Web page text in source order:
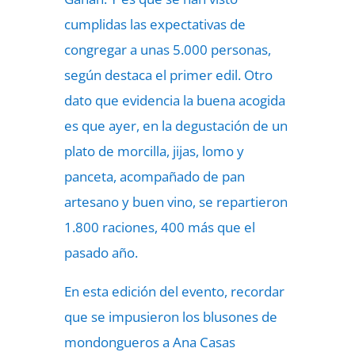
cumplidas las expectativas de
congregar a unas 5.000 personas,
según destaca el primer edil. Otro
dato que evidencia la buena acogida
es que ayer, en la degustación de un
plato de morcilla, jijas, lomo y
panceta, acompañado de pan
artesano y buen vino, se repartieron
1.800 raciones, 400 más que el
pasado año.
En esta edición del evento, recordar
que se impusieron los blusones de
mondongueros a Ana Casas